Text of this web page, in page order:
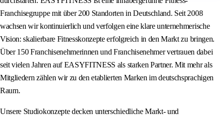
Franchisegruppe mit über 200 Standorten in Deutschland. Seit 2008
wachsen wir kontinuierlich und verfolgen eine klare unternehmerische
Vision: skalierbare Fitnesskonzepte erfolgreich in den Markt zu bringen.
Über 150 Franchisenehmerinnen und Franchisenehmer vertrauen dabei
seit vielen Jahren auf EASYFITNESS als starken Partner. Mit mehr als
Mitgliedern zählen wir zu den etablierten Marken im deutschsprachigen
Raum.
Unsere Studiokonzepte decken unterschiedliche Markt- und